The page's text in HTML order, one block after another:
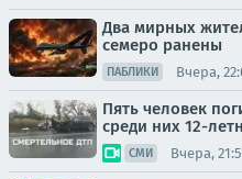
Два мирных
семеро ранены
ПАБЛИКИ Вчера,
Пять человек
среди них 12-
СМИ Вчера,